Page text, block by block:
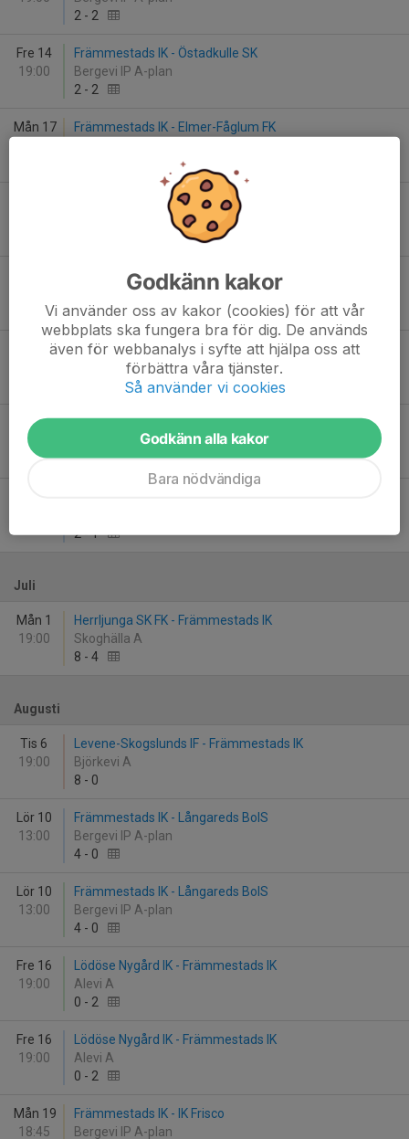
2 - 2
Fre 14
19:00
Främmestads IK - Östadkulle SK
Bergevi IP A-plan
2 - 2
Mån 17
Främmestads IK - Elmer-Fåglum FK
Åsaka SK - Främmestads IK
Åsaka SK - Främmestads IK
0-5
Tis 25
Främmestads IK - Södra Härene IF
Bergevi IP A-plan
Sön 30
15:00
Somaliska FK Trollhättan - Främmestads IK
Granngårdens Konstgräs
2-1
2-1
Juli
Mån 1
19:00
Herrljunga SK FK - Främmestads IK
Skoghälla A
8 - 4
Augusti
Tis 6
19:00
Levene-Skogslunds IF - Främmestads IK
Björkevi A
8 - 0
Lör 10
13:00
Främmestads IK - Långareds BoIS
Bergevi IP A-plan
4 - 0
Lör 10
13:00
Främmestads IK - Långareds BoIS
Bergevi IP A-plan
4 - 0
Fre 16
19:00
Lödöse Nygård IK - Främmestads IK
Alevi A
0 - 2
Fre 16
19:00
Lödöse Nygård IK - Främmestads IK
Alevi A
0 - 2
Mån 19
18:45
Främmestads IK - IK Frisco
Bergevi IP A-plan
Godkänn kakor
Vi använder oss av kakor (cookies) för att vår
webbplats ska fungera bra för dig. De används
även för webbanalys i syfte att hjälpa oss att
förbättra våra tjänster.
Så använder vi cookies
Godkänn alla kakor
Bara nödvändiga